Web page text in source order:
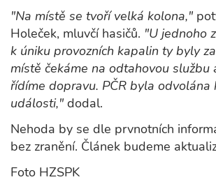
"Na místě se tvoří velká kolona,"
Holeček, mluvčí hasičů. "U jednoho
k úniku provozních kapalin ty byly
místě čekáme na odtahovou službu
řídíme dopravu. PČR byla odvolána
události," dodal.
Nehoda by se dle prvnotních
bez zranění. Článek budeme
Foto HZSPK